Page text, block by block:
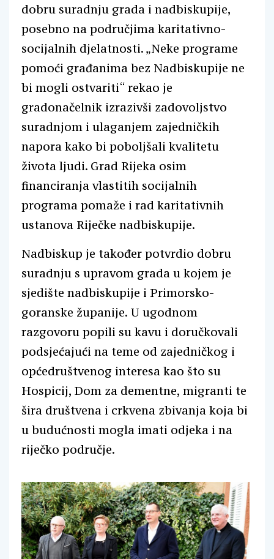
dobru suradnju grada i nadbiskupije,
posebno na područjima karitativno-
socijalnih djelatnosti. „Neke programe
pomoći građanima bez Nadbiskupije ne
bi mogli ostvariti“ rekao je
gradonačelnik izrazivši zadovoljstvo
suradnjom i ulaganjem zajedničkih
napora kako bi poboljšali kvalitetu
života ljudi. Grad Rijeka osim
financiranja vlastitih socijalnih
programa pomaže i rad karitativnih
ustanova Riječke nadbiskupije.
Nadbiskup je također potvrdio dobru
suradnju s upravom grada u kojem je
sjedište nadbiskupije i Primorsko-
goranske županije. U ugodnom
razgovoru popili su kavu i doručkovali
podsjećajući na teme od zajedničkog i
općedruštvenog interesa kao što su
Hospicij, Dom za dementne, migranti te
šira društvena i crkvena zbivanja koja bi
u budućnosti mogla imati odjeka i na
riječko područje.